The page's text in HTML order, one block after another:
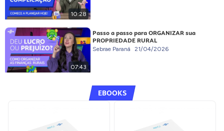
10:28
07:43
Passo a passo para ORGANIZAR sua
PROPRIEDADE RURAL
Sebrae Paraná 21/04/2026
EBOOKS